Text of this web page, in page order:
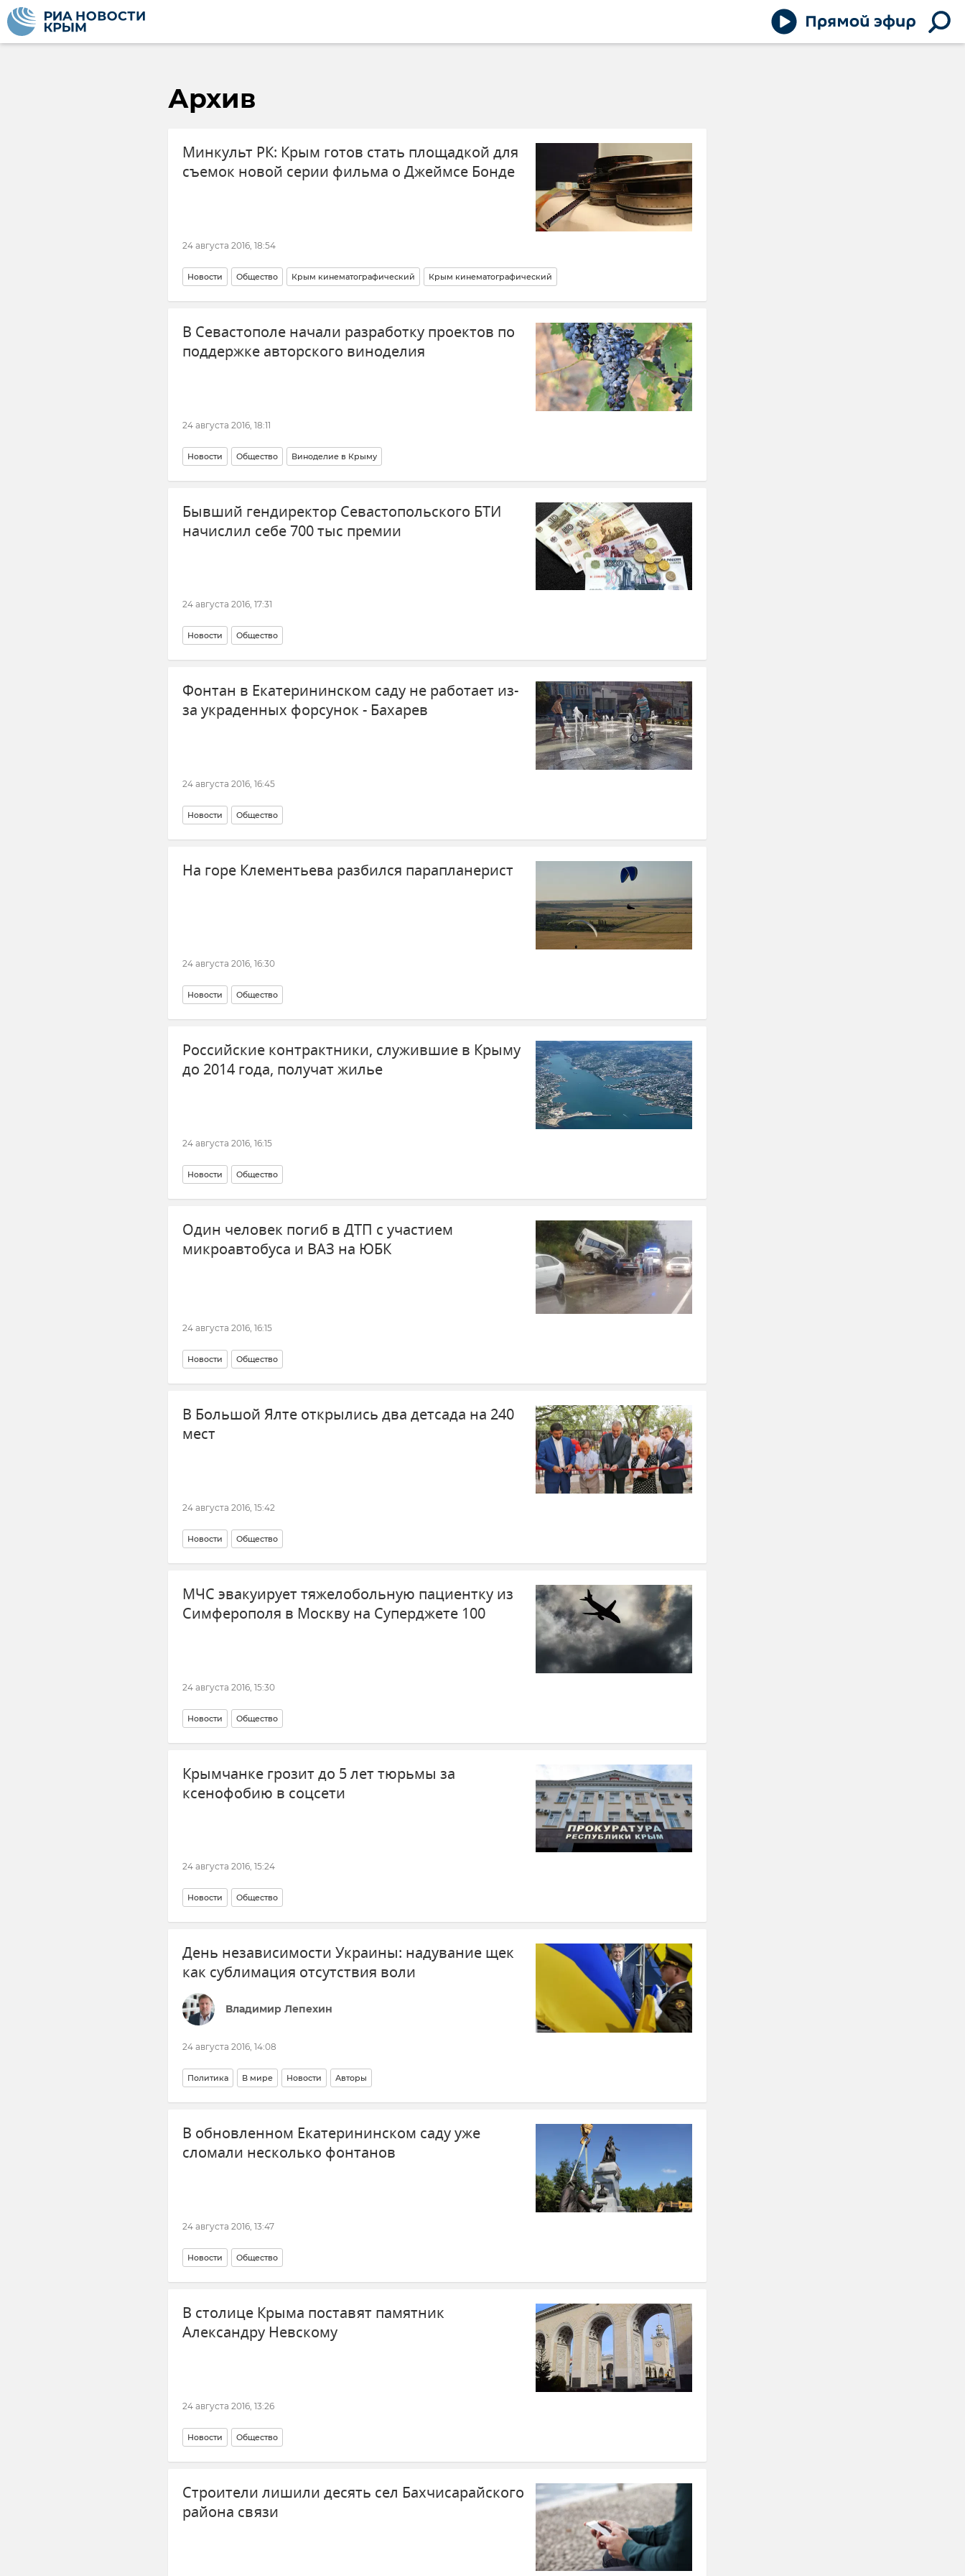
Архив
Минкульт РК: Крым готов стать площадкой для
съемок новой серии фильма о Джеймсе Бонде
24 августа 2016, 18:54
Новости Общество Крым кинематографический Крым кинематографический
В Севастополе начали разработку проектов по
поддержке авторского виноделия
24 августа 2016, 18:11
Новости Общество Виноделие в Крыму
Бывший гендиректор Севастопольского БТИ
начислил себе 700 тыс премии
24 августа 2016, 17:31
Новости Общество
Фонтан в Екатерининском саду не работает из-
за украденных форсунок - Бахарев
24 августа 2016, 16:45
Новости Общество
На горе Клементьева разбился парапланерист
24 августа 2016, 16:30
Новости Общество
Российские контрактники, служившие в Крыму
до 2014 года, получат жилье
24 августа 2016, 16:15
Новости Общество
Один человек погиб в ДТП с участием
микроавтобуса и ВАЗ на ЮБК
24 августа 2016, 16:15
Новости Общество
В Большой Ялте открылись два детсада на 240
мест
24 августа 2016, 15:42
Новости Общество
МЧС эвакуирует тяжелобольную пациентку из
Симферополя в Москву на Суперджете 100
24 августа 2016, 15:30
Новости Общество
Крымчанке грозит до 5 лет тюрьмы за
ксенофобию в соцсети
24 августа 2016, 15:24
Новости Общество
День независимости Украины: надувание щек
как сублимация отсутствия воли
Владимир Лепехин
24 августа 2016, 14:08
Политика В мире Новости Авторы
В обновленном Екатерининском саду уже
сломали несколько фонтанов
24 августа 2016, 13:47
Новости Общество
В столице Крыма поставят памятник
Александру Невскому
24 августа 2016, 13:26
Новости Общество
Строители лишили десять сел Бахчисарайского
района связи